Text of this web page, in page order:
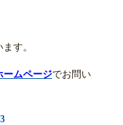
す。
ームページでお問い